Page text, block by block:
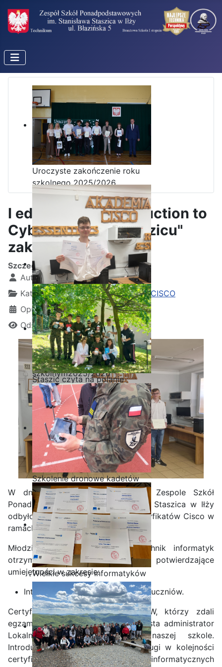
Uroczyste zakończenie roku
szkolnego 2025/2026
Ostatnia garść certyfikatów
Akademii CISCO w roku
szkolnym2025/2026
Staszic czyta na polanie
Szkolenie dronowe kadetów
OPW w Staszicu
Wielkie sukcesy informatyków
ze Staszica w Akademii
CISCO!
I edycja kursu Intoduction to
Cybersecurity "Staszicu"
zakończona!
Szczegóły
Autor: Kamil Krosta
Kategoria:Wydarzenia z akademii CISCO
Opublikowano: 23 czerwiec 2024
Odsłon: 1445
W dniu 21 czerwca 2024 r. w Zespole Szkół
Ponadpodstawowych im. Stanisława Staszica w Iłży
odbyło się uroczyste wręczenie certyfikatów Cisco w
ramach działającej Lokalnej Akademii.
Młodzież z klasy pierwszej technik informatyk
otrzymała dyplomy i zaświadczenia potwierdzające
umiejętności w zakresie:
Introduction to Cybersecurity – 4 uczniów.
Certyfikat uczniom klasy I TI/OPW, którzy zdali
egzamin finałowywręczył Kamil Krosta administrator
Lokalnej Akademii CISCO w naszej szkole.
Introduction to Cybersecurity to drugi w kolejności
certyfikat jednej z największych firm informatycznych